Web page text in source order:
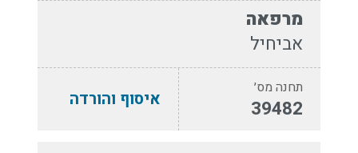
מרפאה
אביחיל
תחנה מס׳
39482 איסוף והורדה